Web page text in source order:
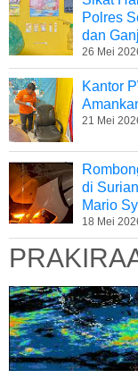
Polres
dan
26 Mei
Kantor
21 Mei
di
Mario
18 Mei